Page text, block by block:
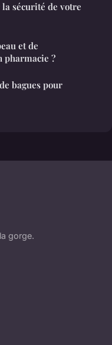
sécurité de votre
et de
pharmacie ?
bagues pour
gorge.